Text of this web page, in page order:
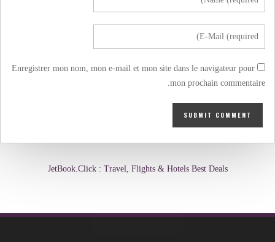
Enregistrer mon nom, mon e-mail et mon site dans le navigateur pour
mon prochain commentaire.
JetBook.Click : Travel, Flights & Hotels Best Deals